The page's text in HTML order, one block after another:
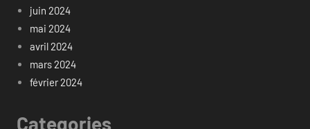
juin 2024
mai 2024
avril 2024
mars 2024
février 2024
Categories